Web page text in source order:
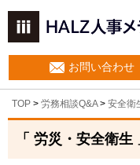
お問い合わせ
TOP > 労務相談Q&A> 安全衛
「 労災・安全衛生